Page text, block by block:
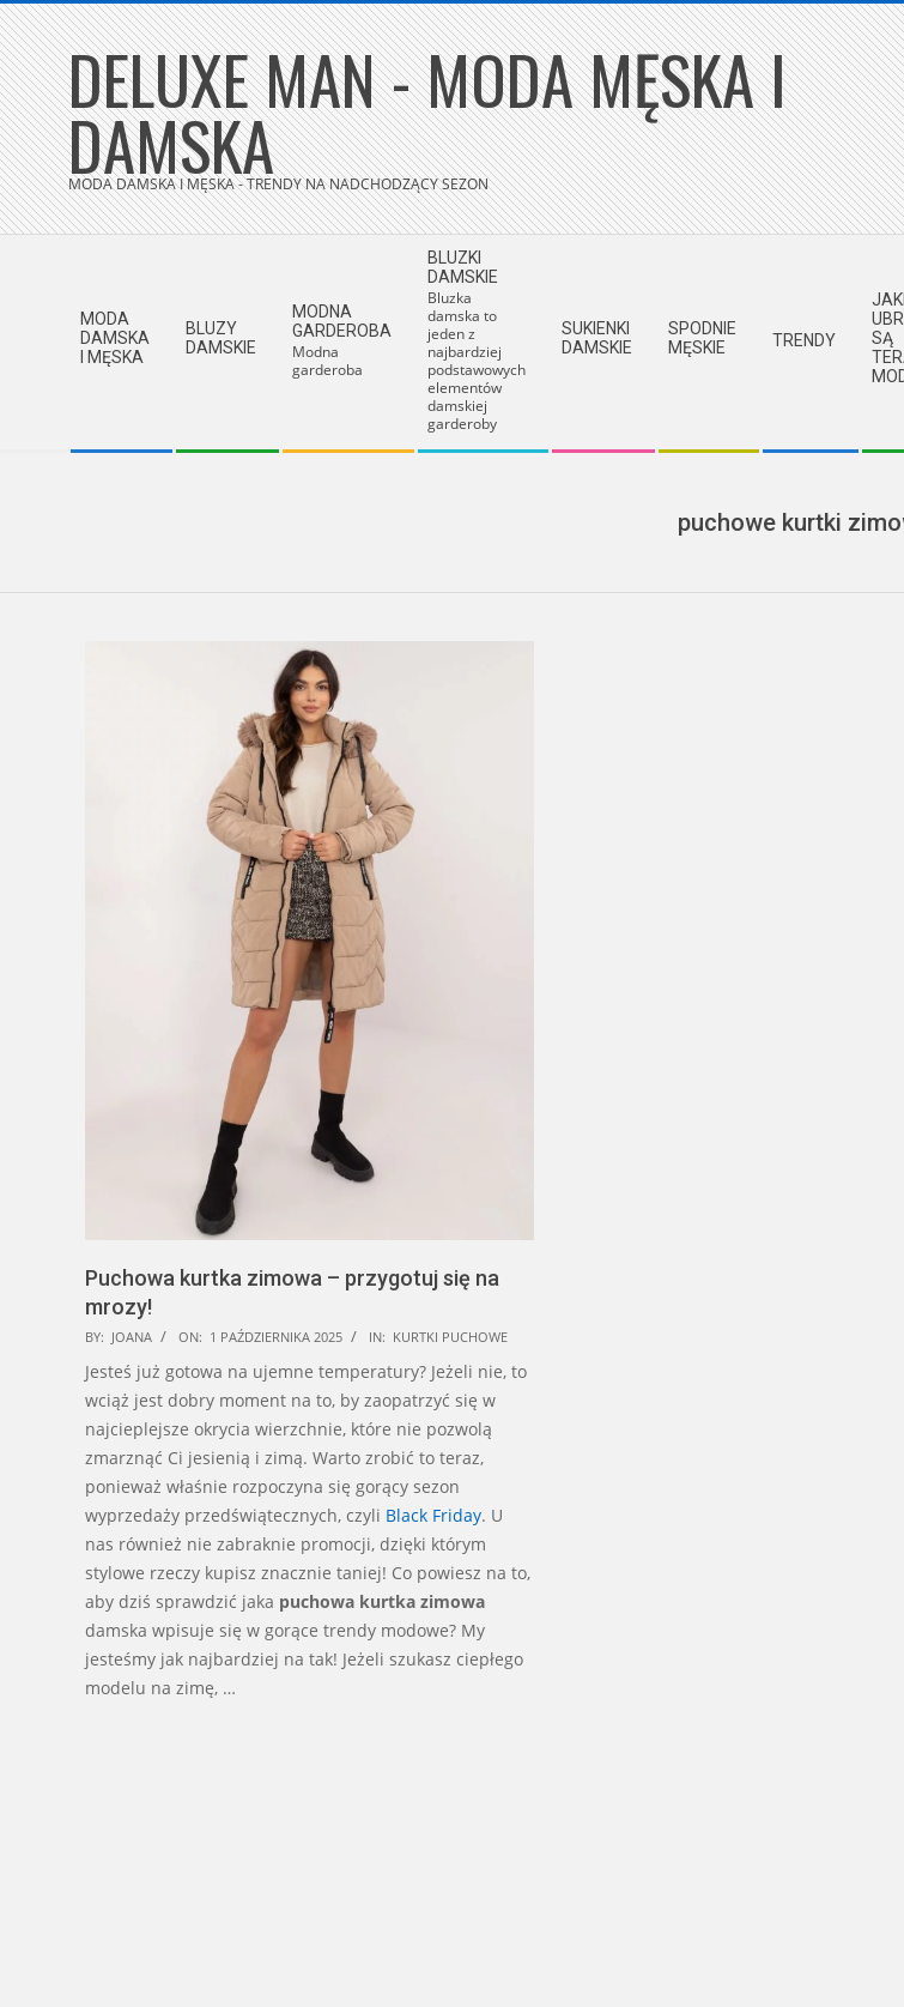
Skip
to
content DELUXE MAN - MODA MĘSKA I
DAMSKA
MODA DAMSKA I MĘSKA - TRENDY NA NADCHODZĄCY SEZON
MODA
DAMSKA
I MĘSKA
BLUZY
DAMSKIE
MODNA
GARDEROBA
Modna
garderoba
BLUZKI
DAMSKIE
Bluzka
damska to
jeden z
najbardziej
podstawowych
elementów
damskiej
garderoby
SUKIENKI
DAMSKIE
SPODNIE
MĘSKIE
TRENDY
SĄ
puchowe kurtki
Puchowa kurtka zimowa – przygotuj się na
mrozy!
2025-
10-
01
BY: JOANA ON: 1 PAŹDZIERNIKA 2025 IN: KURTKI PUCHOWE
Jesteś już gotowa na ujemne temperatury? Jeżeli nie, to
wciąż jest dobry moment na to, by zaopatrzyć się w
najcieplejsze okrycia wierzchnie, które nie pozwolą
zmarznąć Ci jesienią i zimą. Warto zrobić to teraz,
ponieważ właśnie rozpoczyna się gorący sezon
wyprzedaży przedświątecznych, czyli Black Friday. U
nas również nie zabraknie promocji, dzięki którym
stylowe rzeczy kupisz znacznie taniej! Co powiesz na to,
aby dziś sprawdzić jaka puchowa kurtka zimowa
damska wpisuje się w gorące trendy modowe? My
jesteśmy jak najbardziej na tak! Jeżeli szukasz ciepłego
modelu na zimę, …